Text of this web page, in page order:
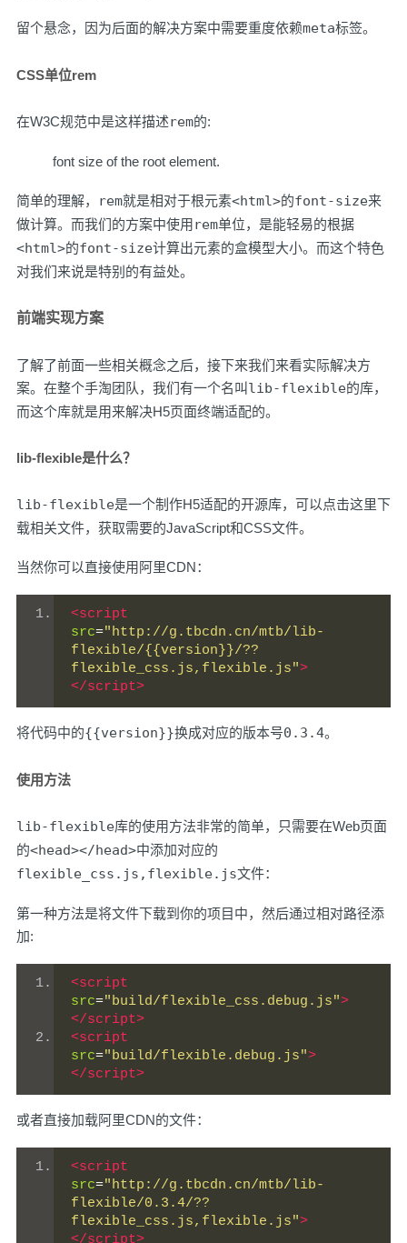
留个悬念，因为后面的解决方案中需要重度依赖meta标签。
CSS单位rem
在W3C规范中是这样描述rem的:
font size of the root element.
简单的理解， rem就是相对于根元素<html>的font-size来
做计算。而我们的方案中使用 rem单位，是能轻易的根据
<html>的font-size计算出元素的盒模型大小。而这个特色
对我们来说是特别的有益处。
前端实现方案
了解了前面一些相关概念之后，接下来我们来看实际解决方
案。在整个手淘团队，我们有一个名叫lib-flexible的库，
而这个库就是用来解决H5页面终端适配的。
lib-flexible是什么？
lib-flexible是一个制作H5适配的开源库，可以 点击这里下
载相关文件，获取需要的JavaScript和CSS文件。
当然你可以直接使用阿里CDN：
<script
src="http://g.tbcdn.cn/mtb/lib-
flexible/{{version}}/??
flexible_css.js,flexible.js">
</script>
将代码中的{{version}}换成对应的版本号0.3.4。
使用方法
lib-flexible库的使用方法非常的简单，只需要在Web页面
的<head></head>中添加对应的
flexible_css.js,flexible.js文件：
第一种方法是将文件下载到你的项目中，然后通过相对路径添
加:
<script
src="build/flexible_css.debug.js">
</script>
<script
src="build/flexible.debug.js">
</script>
或者直接加载阿里CDN的文件：
<script
src="http://g.tbcdn.cn/mtb/lib-
flexible/0.3.4/??
flexible_css.js,flexible.js">
</script>